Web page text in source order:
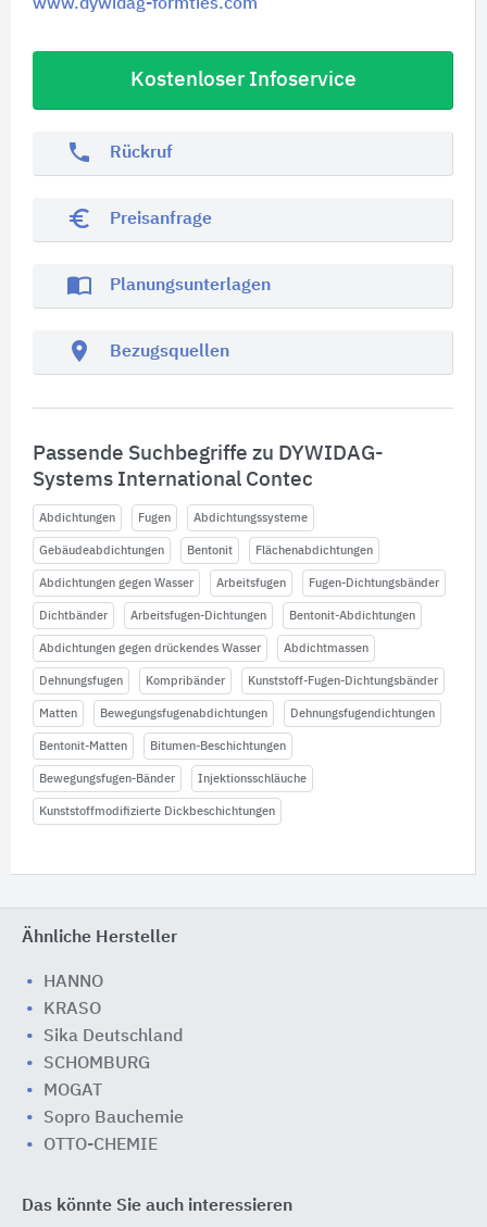
www.dywidag-formties.com
Kostenloser Infoservice
phone Rückruf
euro_symbol Preisanfrage
import_contacts Planungsunterlagen
location_on Bezugsquellen
Passende Suchbegriffe zu DYWIDAG-
Systems International Contec
Abdichtungen Fugen Abdichtungssysteme
Gebäudeabdichtungen Bentonit Flächenabdichtungen
Abdichtungen gegen Wasser Arbeitsfugen Fugen-Dichtungsbänder
Dichtbänder Arbeitsfugen-Dichtungen Bentonit-Abdichtungen
Abdichtungen gegen drückendes Wasser Abdichtmassen
Dehnungsfugen Kompribänder Kunststoff-Fugen-Dichtungsbänder
Matten Bewegungsfugenabdichtungen Dehnungsfugendichtungen
Bentonit-Matten Bitumen-Beschichtungen
Bewegungsfugen-Bänder Injektionsschläuche
Kunststoffmodifizierte Dickbeschichtungen
Ähnliche Hersteller
HANNO
KRASO
Sika Deutschland
SCHOMBURG
MOGAT
Sopro Bauchemie
OTTO-CHEMIE
Das könnte Sie auch interessieren